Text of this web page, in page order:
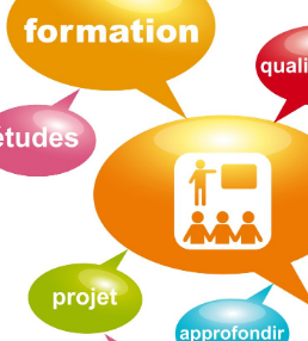
loisirs
process
Air des
de l’air
Audit de
intérieur
microbiologiques
chimiques